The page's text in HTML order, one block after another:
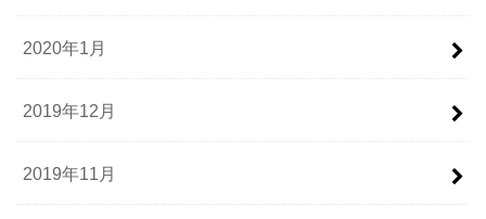
2020年1月
2019年12月
2019年11月